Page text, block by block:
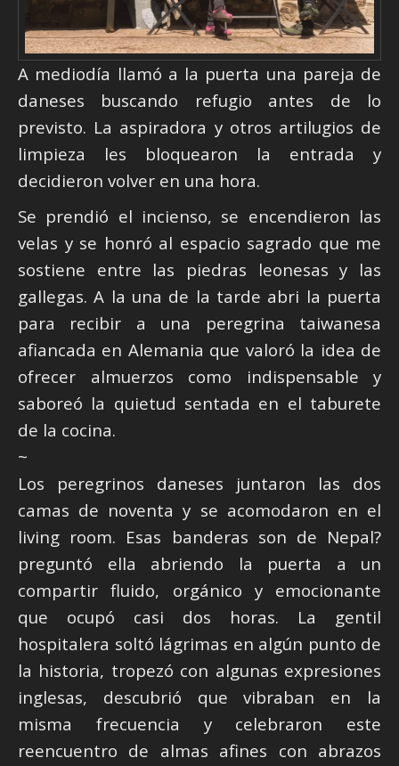
A mediodía llamó a la puerta una pareja de
daneses buscando refugio antes de lo
previsto. La aspiradora y otros artilugios de
limpieza les bloquearon la entrada y
decidieron volver en una hora.
Se prendió el incienso, se encendieron las
velas y se honró al espacio sagrado que me
sostiene entre las piedras leonesas y las
gallegas. A la una de la tarde abri la puerta
para recibir a una peregrina taiwanesa
afiancada en Alemania que valoró la idea de
ofrecer almuerzos como indispensable y
saboreó la quietud sentada en el taburete
de la cocina.
~
Los peregrinos daneses juntaron las dos
camas de noventa y se acomodaron en el
living room. Esas banderas son de Nepal?
preguntó ella abriendo la puerta a un
compartir fluido, orgánico y emocionante
que ocupó casi dos horas. La gentil
hospitalera soltó lágrimas en algún punto de
la historia, tropezó con algunas expresiones
inglesas, descubrió que vibraban en la
misma frecuencia y celebraron este
reencuentro de almas afines con abrazos